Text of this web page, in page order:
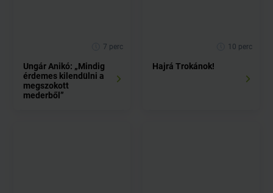
7 perc
Ungár Anikó: „Mindig
érdemes kilendülni a
megszokott
mederből”
10 perc
Hajrá Trokánok!